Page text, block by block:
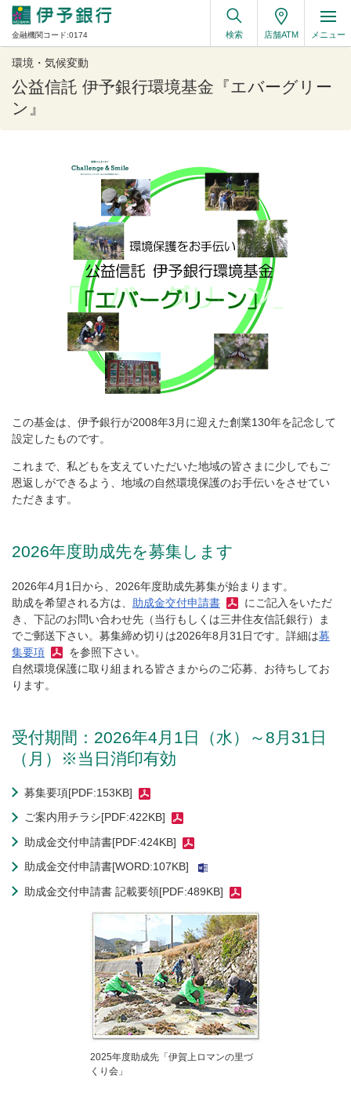
金融機関コード:0174 検索 店舗ATM メニュー
環境・気候変動
公益信託 伊予銀行環境基金『エバーグリー
ン』
この基金は、伊予銀行が2008年3月に迎えた創業130年を記念して
設定したものです。
これまで、私どもを支えていただいた地域の皆さまに少しでもご
恩返しができるよう、地域の自然環境保護のお手伝いをさせてい
ただきます。
2026年度助成先を募集します
2026年4月1日から、2026年度助成先募集が始まります。
助成を希望される方は、 助成金交付申請書
にご記入をいただ
き、下記のお問い合わせ先（当行もしくは三井住友信託銀行）ま
でご郵送下さい。募集締め切りは2026年8月31日です。詳細は募
集要項
を参照下さい。
自然環境保護に取り組まれる皆さまからのご応募、お待ちしてお
ります。
受付期間：2026年4月1日（水）～8月31日
（月）※当日消印有効
2025年度助成先「伊賀上ロマンの里づ
くり会」
募集要項[PDF:153KB]
ご案内用チラシ[PDF:422KB]
助成金交付申請書[PDF:424KB]
助成金交付申請書[WORD:107KB]
助成金交付申請書 記載要領[PDF:489KB]